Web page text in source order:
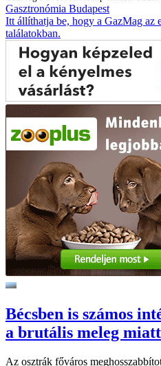
Gasztronómia Budapest
Itt állíthatja be, hogy a GazMag az
találatokban.
Bécsben is számos
a brutális meleg miatt
Az osztrák főváros